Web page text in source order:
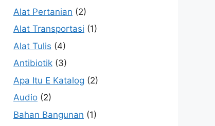
Alat Pertanian (2)
Alat Transportasi (1)
Alat Tulis (4)
Antibiotik (3)
Apa Itu E Katalog (2)
Audio (2)
Bahan Bangunan (1)